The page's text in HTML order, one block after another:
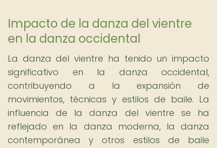
Impacto de la danza del vientre
en la danza occidental
La danza del vientre ha tenido un impacto
significativo en la danza occidental,
contribuyendo a la expansión de
movimientos, técnicas y estilos de baile. La
influencia de la danza del vientre se ha
reflejado en la danza moderna, la danza
contemporánea y otros estilos de baile